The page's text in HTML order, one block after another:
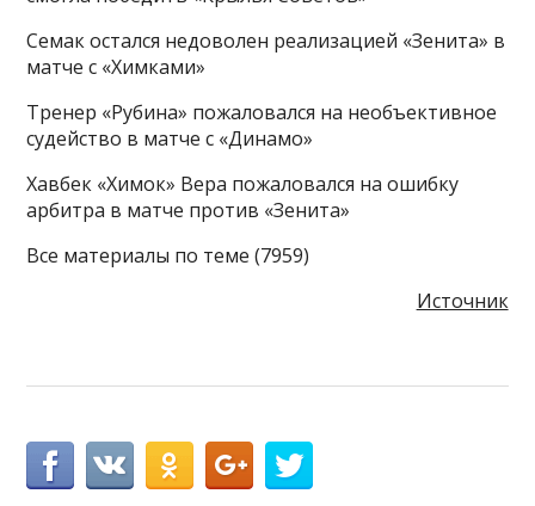
Семак остался недоволен реализацией «Зенита» в
матче с «Химками»
Тренер «Рубина» пожаловался на необъективное
судейство в матче с «Динамо»
Хавбек «Химок» Вера пожаловался на ошибку
арбитра в матче против «Зенита»
Все материалы по теме (7959)
Источник